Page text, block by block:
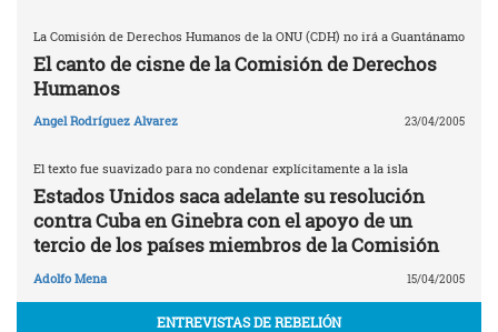
La Comisión de Derechos Humanos de la ONU (CDH) no irá a Guantánamo
El canto de cisne de la Comisión de Derechos
Humanos
Angel Rodríguez Alvarez 23/04/2005
El texto fue suavizado para no condenar explícitamente a la isla
Estados Unidos saca adelante su resolución
contra Cuba en Ginebra con el apoyo de un
tercio de los países miembros de la Comisión
Adolfo Mena 15/04/2005
ENTREVISTAS DE REBELIÓN